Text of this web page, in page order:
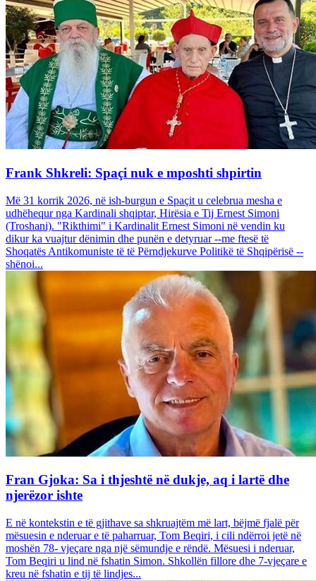
Frank Shkreli: Spaçi nuk e mposhti shpirtin
Më 31 korrik 2026, në ish-burgun e Spaçit u celebrua mesha e
udhëhequr nga Kardinali shqiptar, Hirësia e Tij Ernest Simoni
(Troshani). "Rikthimi" i Kardinalit Ernest Simoni në vendin ku
dikur ka vuajtur dënimin dhe punën e detyruar --me ftesë të
Shoqatës Antikomuniste të të Përndjekurve Politikë të Shqipërisë --
shënoi...
Fran Gjoka: Sa i thjeshtë në dukje, aq i lartë dhe
njerëzor ishte
E në kontekstin e të gjithave sa shkruajtëm më lart, bëjmë fjalë për
mësuesin e nderuar e të paharruar, Tom Beqiri, i cili ndërroi jetë në
moshën 78- vjeçare nga një sëmundje e rëndë. Mësuesi i nderuar,
Tom Beqiri u lind në fshatin Simon. Shkollën fillore dhe 7-vjeçare e
kreu në fshatin e tij të lindjes...